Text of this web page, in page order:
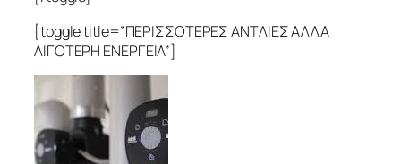
[toggle title=”ΠΕΡΙΣΣΟΤΕΡΕΣ ΑΝΤΛΙΕΣ ΑΛΛΑ
ΛΙΓΟΤΕΡΗ ΕΝΕΡΓΕΙΑ”]